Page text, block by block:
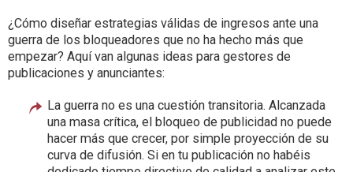
¿Cómo diseñar estrategias válidas de ingresos ante una
guerra de los bloqueadores que no ha hecho más que
empezar? Aquí van algunas ideas para gestores de
publicaciones y anunciantes:
La guerra no es una cuestión transitoria. Alcanzada
una masa crítica, el bloqueo de publicidad no puede
hacer más que crecer, por simple proyección de su
curva de difusión. Si en tu publicación no habéis